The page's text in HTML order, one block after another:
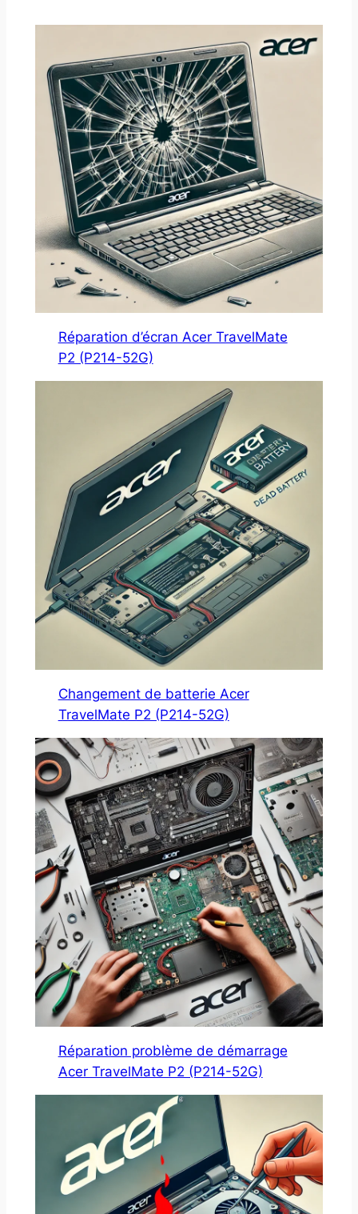
Réparation d’écran Acer TravelMate
P2 (P214-52G)
Changement de batterie Acer
TravelMate P2 (P214-52G)
Réparation problème de démarrage
Acer TravelMate P2 (P214-52G)